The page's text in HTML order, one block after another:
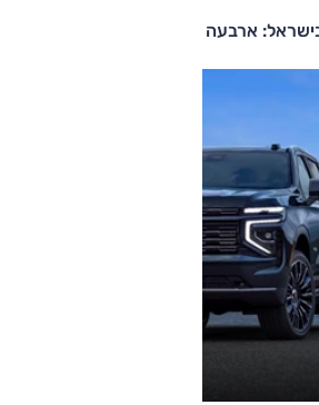
ארבעה דגמים חדשים בדרך